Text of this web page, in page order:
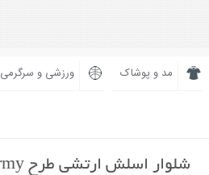
مد و پوشاک ورزشی و سرگرمی
شلوار اسلش ارتشی طرح Army